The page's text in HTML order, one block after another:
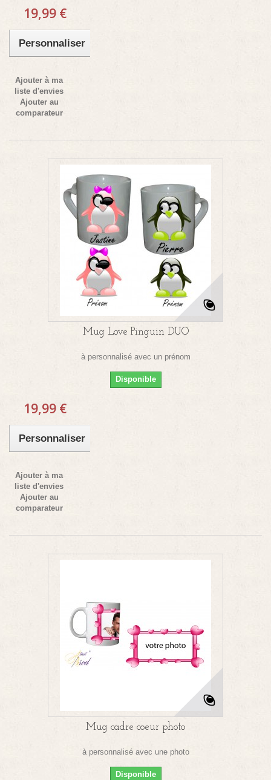
19,99 €
Personnaliser
Ajouter à ma
liste d'envies
Ajouter au
comparateur
Mug Love Pinguin DUO
à personnalisé avec un prénom
Disponible
19,99 €
Personnaliser
Ajouter à ma
liste d'envies
Ajouter au
comparateur
Mug cadre coeur photo
à personnalisé avec une photo
Disponible